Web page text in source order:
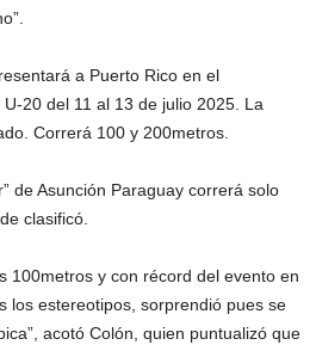
a Puerto Rico en el
20 del 11 al 13 de julio 2025. La
Correrá 100 y 200metros.
de Asunción Paraguay correrá solo
clasificó.
100metros y con récord del evento en
los estereotipos, sorprendió pues se
acotó Colón, quien puntualizó que